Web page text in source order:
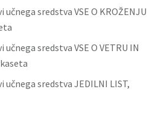
sredstva VSE O KROŽENJU
sredstva VSE O VETRU IN
sredstva JEDILNI LIST,